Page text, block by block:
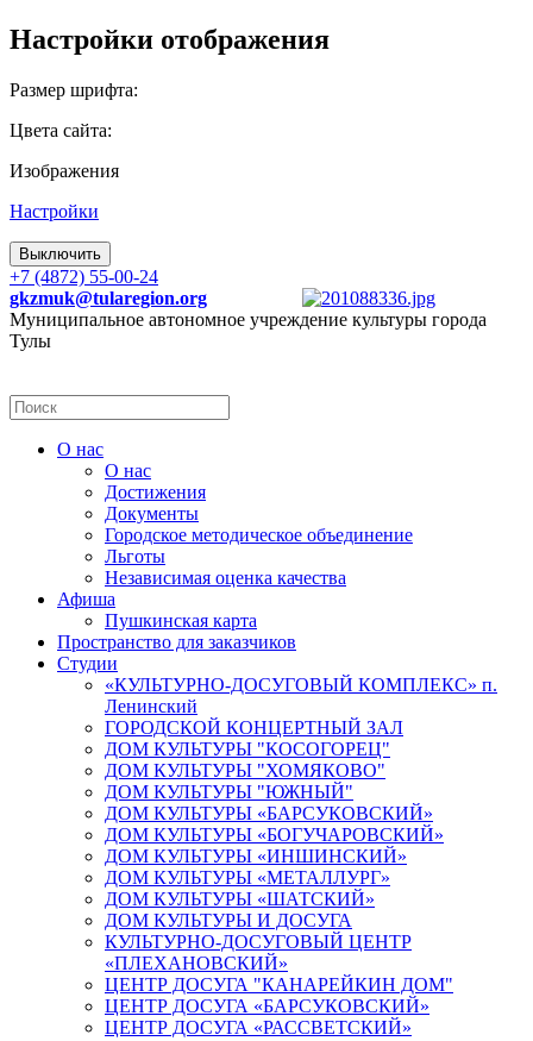
Настройки отображения
Размер шрифта:
Цвета сайта:
Изображения
Настройки
Выключить
+7 (4872) 55-00-24
gkzmuk@tularegion.org
Муниципальное автономное учреждение культуры города
Тулы
О нас
О нас
Достижения
Документы
Городское методическое объединение
Льготы
Независимая оценка качества
Афиша
Пушкинская карта
Пространство для заказчиков
Студии
«КУЛЬТУРНО-ДОСУГОВЫЙ КОМПЛЕКС» п.
Ленинский
ГОРОДСКОЙ КОНЦЕРТНЫЙ ЗАЛ
ДОМ КУЛЬТУРЫ "КОСОГОРЕЦ"
ДОМ КУЛЬТУРЫ "ХОМЯКОВО"
ДОМ КУЛЬТУРЫ "ЮЖНЫЙ"
ДОМ КУЛЬТУРЫ «БАРСУКОВСКИЙ»
ДОМ КУЛЬТУРЫ «БОГУЧАРОВСКИЙ»
ДОМ КУЛЬТУРЫ «ИНШИНСКИЙ»
ДОМ КУЛЬТУРЫ «МЕТАЛЛУРГ»
ДОМ КУЛЬТУРЫ «ШАТСКИЙ»
ДОМ КУЛЬТУРЫ И ДОСУГА
КУЛЬТУРНО-ДОСУГОВЫЙ ЦЕНТР
«ПЛЕХАНОВСКИЙ»
ЦЕНТР ДОСУГА "КАНАРЕЙКИН ДОМ"
ЦЕНТР ДОСУГА «БАРСУКОВСКИЙ»
ЦЕНТР ДОСУГА «РАССВЕТСКИЙ»